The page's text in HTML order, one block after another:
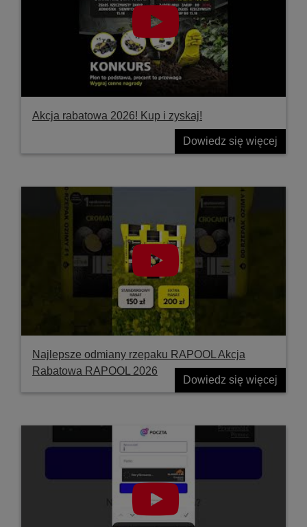
Akcja rabatowa 2026! Kup i zyskaj!
Dowiedz się więcej
Najlepsze odmiany rzepaku RAPOOL Akcja
Rabatowa RAPOOL 2026
Dowiedz się więcej